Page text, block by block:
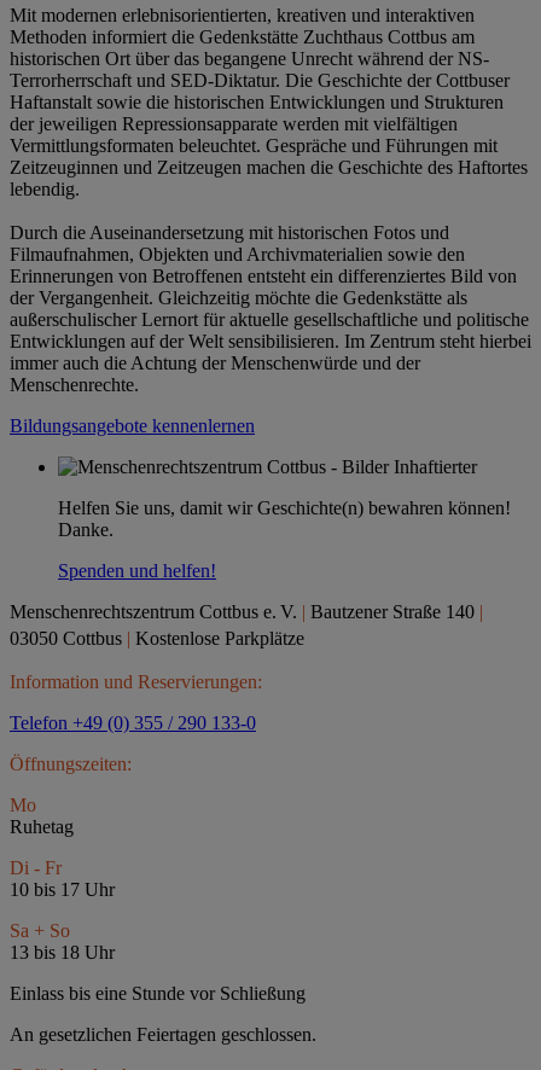
Mit modernen erlebnisorientierten, kreativen und interaktiven
Methoden informiert die Gedenkstätte Zuchthaus Cottbus am
historischen Ort über das begangene Unrecht während der NS-
Terrorherrschaft und SED-Diktatur. Die Geschichte der Cottbuser
Haftanstalt sowie die historischen Entwicklungen und Strukturen
der jeweiligen Repressionsapparate werden mit vielfältigen
Vermittlungsformaten beleuchtet. Gespräche und Führungen mit
Zeitzeuginnen und Zeitzeugen machen die Geschichte des Haftortes
lebendig.
Durch die Auseinandersetzung mit historischen Fotos und
Filmaufnahmen, Objekten und Archivmaterialien sowie den
Erinnerungen von Betroffenen entsteht ein differenziertes Bild von
der Vergangenheit. Gleichzeitig möchte die Gedenkstätte als
außerschulischer Lernort für aktuelle gesellschaftliche und politische
Entwicklungen auf der Welt sensibilisieren. Im Zentrum steht hierbei
immer auch die Achtung der Menschenwürde und der
Menschenrechte.
Bildungsangebote kennenlernen
Helfen Sie uns, damit wir Geschichte(n) bewahren können!
Danke.
Spenden und helfen!
Menschenrechtszentrum Cottbus e. V. | Bautzener Straße 140 |
03050 Cottbus | Kostenlose Parkplätze
Information und Reservierungen:
Telefon +49 (0) 355 / 290 133-0
Öffnungszeiten:
Mo
Ruhetag
Di - Fr
10 bis 17 Uhr
Sa + So
13 bis 18 Uhr
Einlass bis eine Stunde vor Schließung
An gesetzlichen Feiertagen geschlossen.